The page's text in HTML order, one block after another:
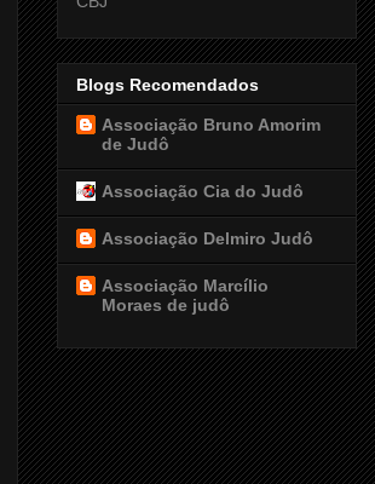
Blogs Recomendados
Associação Bruno Amorim
de Judô
Associação Cia do Judô
Associação Delmiro Judô
Associação Marcílio
Moraes de judô